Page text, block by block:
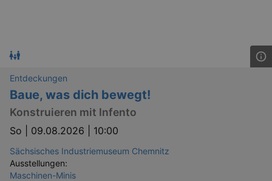
Entdeckungen
Baue, was dich bewegt!
Konstruieren mit Infento
So | 09.08.2026 | 10:00
Sächsisches Industriemuseum Chemnitz
Ausstellungen:
Maschinen-Minis